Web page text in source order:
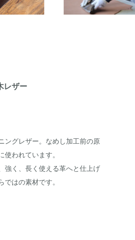
レザー
ングレザー。なめし加工前の原
われています。
強く、長く使える革へと仕上げ
はの素材です。